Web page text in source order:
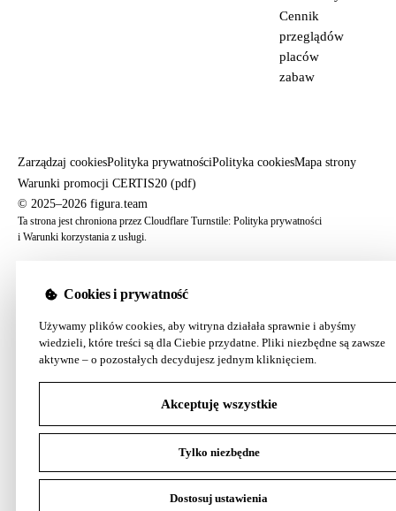
Cennik
przeglądów
placów
zabaw
Zarządzaj cookiesPolityka prywatnościPolityka cookiesMapa strony
Warunki promocji CERTIS20 (pdf)
© 2025–2026 figura.team
Ta strona jest chroniona przez Cloudflare Turnstile: Polityka prywatności
i Warunki korzystania z usługi.
Cookies i prywatność
Używamy plików cookies, aby witryna działała sprawnie i abyśmy
wiedzieli, które treści są dla Ciebie przydatne. Pliki niezbędne są zawsze
aktywne – o pozostałych decydujesz jednym kliknięciem.
Akceptuję wszystkie
Tylko niezbędne
Dostosuj ustawienia